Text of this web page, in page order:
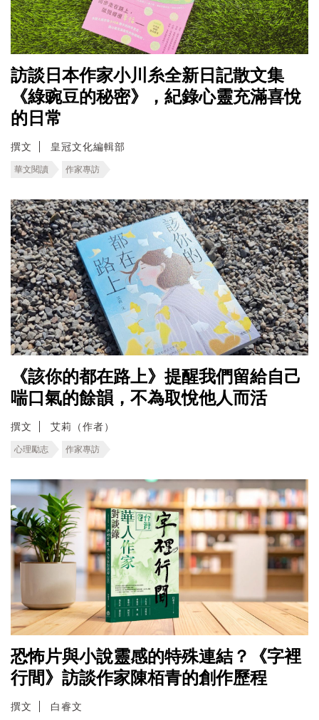
訪談日本作家小川糸全新日記散文集
《綠豌豆的秘密》，紀錄心靈充滿喜悅
的日常
撰文 皇冠文化編輯部
華文閱讀 作家專訪
《該你的都在路上》提醒我們留給自己
喘口氣的餘韻，不為取悅他人而活
撰文 艾莉（作者）
心理勵志 作家專訪
恐怖片與小說靈感的特殊連結？《字裡
行間》訪談作家陳栢青的創作歷程
撰文 白睿文